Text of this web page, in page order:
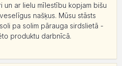
un ar lielu mīlestību kopjam bišu
našķus. Mūsu stāsts
pa solim pārauga sirdslietā -
produktu darbnīcā.